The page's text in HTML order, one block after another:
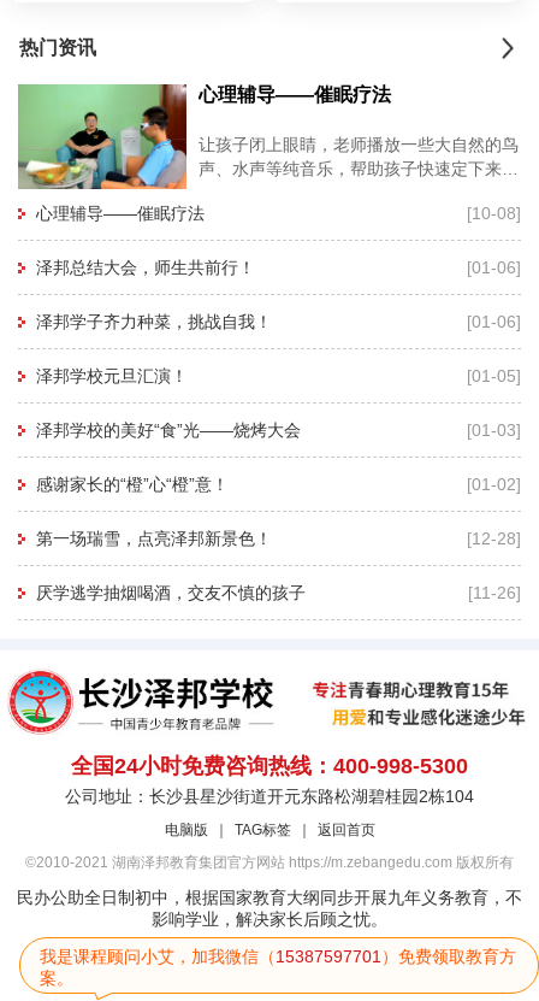
热门资讯
心理辅导——催眠疗法
让孩子闭上眼睛，老师播放一些大自然的鸟
声、水声等纯音乐，帮助孩子快速定下来，
利于心理老师深度进入孩子的
心理辅导——催眠疗法 [10-08]
泽邦总结大会，师生共前行！ [01-06]
泽邦学子齐力种菜，挑战自我！ [01-06]
泽邦学校元旦汇演！ [01-05]
泽邦学校的美好“食”光——烧烤大会 [01-03]
感谢家长的“橙”心“橙”意！ [01-02]
第一场瑞雪，点亮泽邦新景色！ [12-28]
厌学逃学抽烟喝酒，交友不慎的孩子 [11-26]
全国24小时免费咨询热线：400-998-5300
公司地址：长沙县星沙街道开元东路松湖碧桂园2栋104
电脑版 TAG标签
返回首页
©2010-2021 湖南泽邦教育集团官方网站 https://m.zebangedu.com 版权所有
民办公助全日制初中，根据国家教育大纲同步开展九年义务教育，不
影响学业，解决家长后顾之忧。
我是课程顾问小艾，加我微信（15387597701 ）免费领取教育方
案。